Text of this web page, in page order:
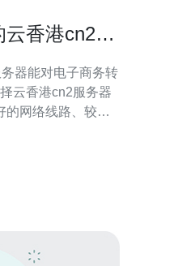
香港cn2服
器能对电子商务转
云香港cn2服务器
的网络线路、较低
响转化。通过优